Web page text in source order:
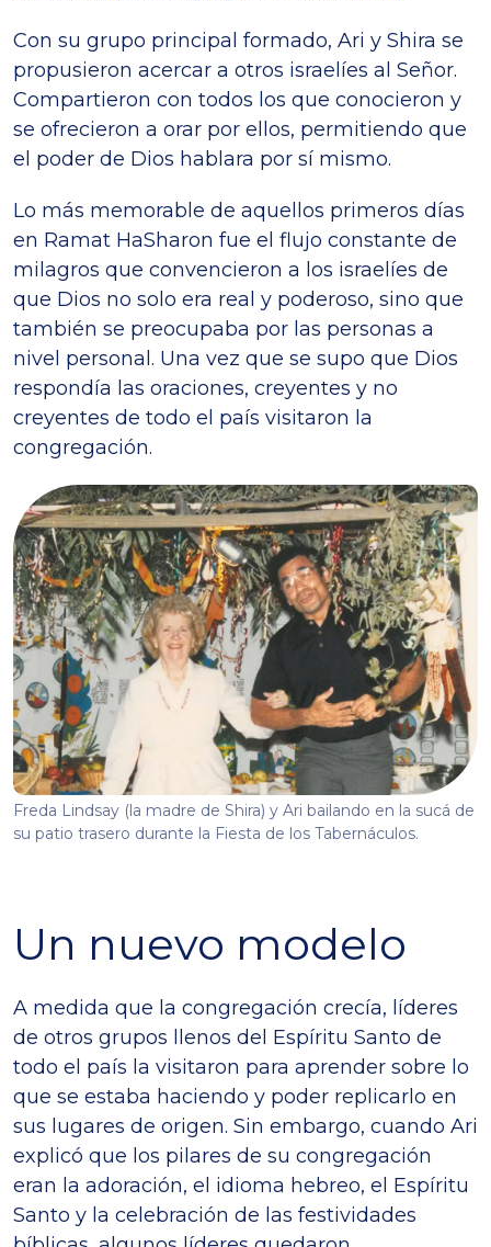
Con su grupo principal formado, Ari y Shira se
propusieron acercar a otros israelíes al Señor.
Compartieron con todos los que conocieron y
se ofrecieron a orar por ellos, permitiendo que
el poder de Dios hablara por sí mismo.
Lo más memorable de aquellos primeros días
en Ramat HaSharon fue el flujo constante de
milagros que convencieron a los israelíes de
que Dios no solo era real y poderoso, sino que
también se preocupaba por las personas a
nivel personal. Una vez que se supo que Dios
respondía las oraciones, creyentes y no
creyentes de todo el país visitaron la
congregación.
Freda Lindsay (la madre de Shira) y Ari bailando en la sucá de
su patio trasero durante la Fiesta de los Tabernáculos.
Un nuevo modelo
A medida que la congregación crecía, líderes
de otros grupos llenos del Espíritu Santo de
todo el país la visitaron para aprender sobre lo
que se estaba haciendo y poder replicarlo en
sus lugares de origen. Sin embargo, cuando Ari
explicó que los pilares de su congregación
eran la adoración, el idioma hebreo, el Espíritu
Santo y la celebración de las festividades